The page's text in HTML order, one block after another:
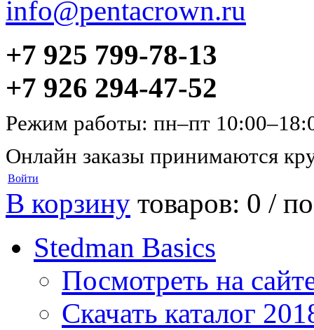
info@pentacrown.ru
+7 925 799-78-13
+7 926 294-47-52
Режим работы: пн–пт
Онлайн заказы принимаются
Войти
В корзину товаров: 0 /
Stedman Basics
Посмотреть на
Скачать каталог